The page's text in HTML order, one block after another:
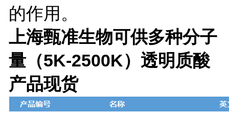
的作用。
上海甄准生物可供多种分子
量（5K-2500K）透明质酸
产品现货